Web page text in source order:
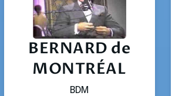
BERNARD de
MONTRÉAL
BDM